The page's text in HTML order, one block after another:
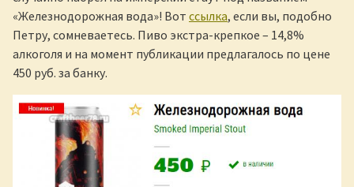
«Железнодорожная вода»! Вот ссылка, если вы, подобно
Петру, сомневаетесь. Пиво экстра-крепкое – 14,8%
алкоголя и на момент публикации предлагалось по цене
450 руб. за банку.